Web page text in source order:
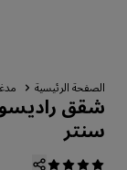
الصفحة الرئيسية
شقق راديسون
سنتر